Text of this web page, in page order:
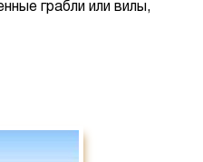
грабли или вилы,